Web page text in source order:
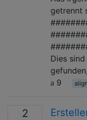
getrennt
Dies
9
2